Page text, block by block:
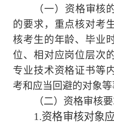
（一）资格审核
的要求，重点核对考
核考生的年龄、毕业
位、相对应岗位层次
专业技术资格证书等
考和应当回避的对象等
（二）资格审核要
1.资格审核对象